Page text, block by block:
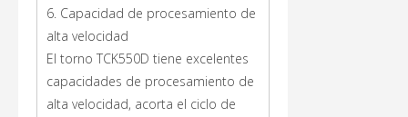
6. Capacidad de procesamiento de
alta velocidad
El torno TCK550D tiene excelentes
capacidades de procesamiento de
alta velocidad, acorta el ciclo de